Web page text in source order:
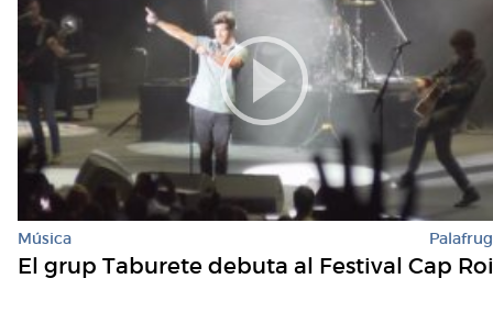
Música
El grup Taburete debuta al Festival Cap